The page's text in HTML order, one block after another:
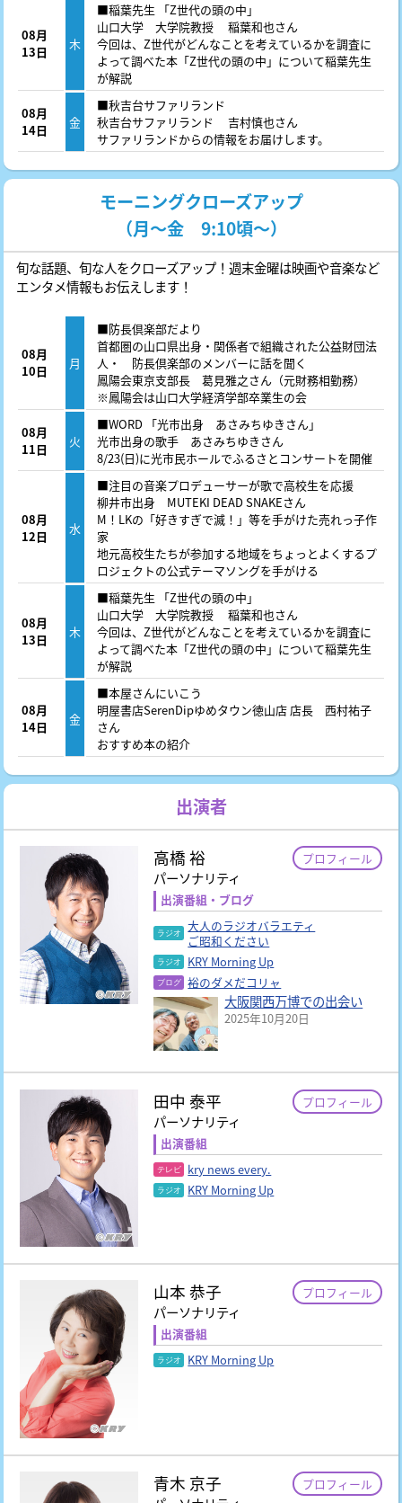
08月
13日
木
■稲葉先生 「Z世代の頭の中」
山口大学 大学院教授 稲葉和也さん
今回は、Z世代がどんなことを考えているかを調査に
よって調べた本「Z世代の頭の中」について稲葉先生
が解説
08月
14日
金
■秋吉台サファリランド
秋吉台サファリランド 吉村慎也さん
サファリランドからの情報をお届けします。
モーニングクローズアップ
（月～金 9:10頃～）
旬な話題、旬な人をクローズアップ！週末金曜は映画や音楽など
エンタメ情報もお伝えします！
08月
10日
月
■防長倶楽部だより
首都圏の山口県出身・関係者で組織された公益財団法
人・ 防長倶楽部のメンバーに話を聞く
鳳陽会東京支部長 葛見雅之さん（元財務相勤務）
※鳳陽会は山口大学経済学部卒業生の会
08月
11日
火
■WORD 「光市出身 あさみちゆきさん」
光市出身の歌手 あさみちゆきさん
8/23(日)に光市民ホールでふるさとコンサートを開催
08月
12日
水
■注目の音楽プロデューサーが歌で高校生を応援
柳井市出身 MUTEKI DEAD SNAKEさん
M！LKの「好きすぎで滅！」等を手がけた売れっ子作
家
地元高校生たちが参加する地域をちょっとよくするプ
ロジェクトの公式テーマソングを手がける
08月
13日
木
■稲葉先生 「Z世代の頭の中」
山口大学 大学院教授 稲葉和也さん
今回は、Z世代がどんなことを考えているかを調査に
よって調べた本「Z世代の頭の中」について稲葉先生
が解説
08月
14日
金
■本屋さんにいこう
明屋書店SerenDipゆめタウン徳山店 店長 西村祐子
さん
おすすめ本の紹介
出演者
高橋 裕
パーソナリティ
プロフィール
出演番組・ブログ
大人のラジオバラエティ
ご昭和ください
KRY Morning Up
裕のダメだコリャ
大阪関西万博での出会い
2025年10月20日
田中 泰平
パーソナリティ
プロフィール
出演番組
kry news every.
KRY Morning Up
山本 恭子
パーソナリティ
プロフィール
出演番組
KRY Morning Up
青木 京子 プロフィール